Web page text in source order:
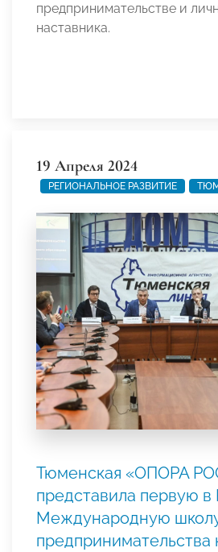
предпринимательстве и
наставника.
19 Апреля 2024
РЕГИОНАЛЬНОЕ РАЗВИТИЕ
Тюменская «ОПОРА
представила первую в
Международную
предпринимательства